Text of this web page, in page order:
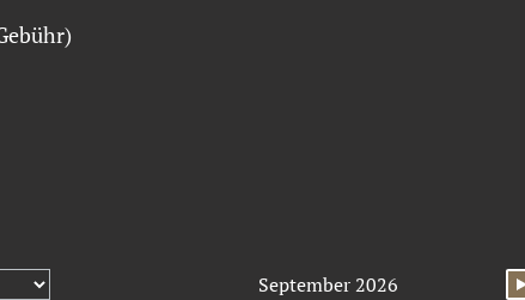
September 2026